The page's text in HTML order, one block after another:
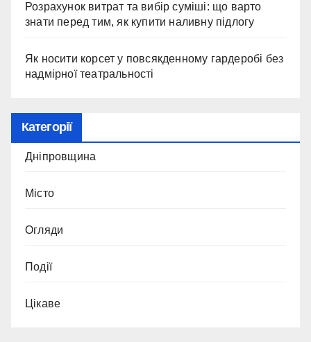
Розрахунок витрат та вибір суміші: що варто
знати перед тим, як купити наливну підлогу
Як носити корсет у повсякденному гардеробі без
надмірної театральності
Категорії
Дніпровщина
Місто
Огляди
Події
Цікаве